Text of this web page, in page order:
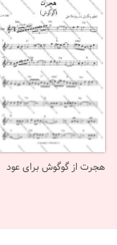
هجرت از گوگوش برای عود